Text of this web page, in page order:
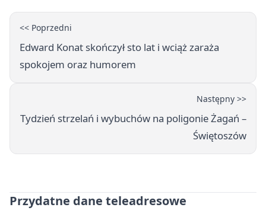
<< Poprzedni
Edward Konat skończył sto lat i wciąż zaraża
spokojem oraz humorem
Następny >>
Tydzień strzelań i wybuchów na poligonie Żagań –
Świętoszów
Przydatne dane teleadresowe